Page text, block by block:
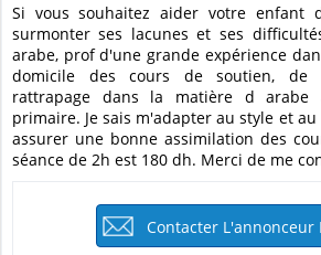
Si vous souhaitez aider votre enfant de niveau primaire à
surmonter ses lacunes et ses
arabe, prof d'une grande expérience
domicile des cours de soutien, de
rattrapage dans la matière d arabe
primaire. Je sais m'adapter au style et
assurer une bonne assimilation des
séance de 2h est 180 dh. Merci de me
Contacter L'annonceur